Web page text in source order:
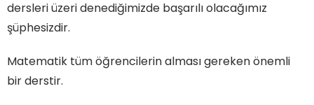
dersleri üzeri denediğimizde başarılı olacağımız
şüphesizdir.
Matematik tüm öğrencilerin alması gereken önemli
bir derstir.